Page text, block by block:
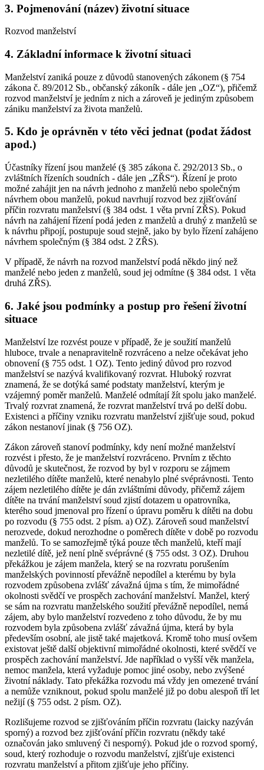
3. Pojmenování (název) životní situace
Rozvod manželství
4. Základní informace k životní situaci
Manželství zaniká pouze z důvodů stanovených zákonem (§ 754
zákona č. 89/2012 Sb., občanský zákoník - dále jen „OZ“), přičemž
rozvod manželství je jedním z nich a zároveň je jediným způsobem
zániku manželství za života manželů.
5. Kdo je oprávněn v této věci jednat (podat žádost
apod.)
Účastníky řízení jsou manželé (§ 385 zákona č. 292/2013 Sb., o
zvláštních řízeních soudních - dále jen „ZŘS“). Řízení je proto
možné zahájit jen na návrh jednoho z manželů nebo společným
návrhem obou manželů, pokud navrhují rozvod bez zjišťování
příčin rozvratu manželství (§ 384 odst. 1 věta první ZŘS). Pokud
návrh na zahájení řízení podá jeden z manželů a druhý z manželů se
k návrhu připojí, postupuje soud stejně, jako by bylo řízení zahájeno
návrhem společným (§ 384 odst. 2 ZŘS).
V případě, že návrh na rozvod manželství podá někdo jiný než
manželé nebo jeden z manželů, soud jej odmítne (§ 384 odst. 1 věta
druhá ZŘS).
6. Jaké jsou podmínky a postup pro řešení životní
situace
Manželství lze rozvést pouze v případě, že je soužití manželů
hluboce, trvale a nenapravitelně rozvráceno a nelze očekávat jeho
obnovení (§ 755 odst. 1 OZ). Tento jediný důvod pro rozvod
manželství se nazývá kvalifikovaný rozvrat. Hluboký rozvrat
znamená, že se dotýká samé podstaty manželství, kterým je
vzájemný poměr manželů. Manželé odmítají žít spolu jako manželé.
Trvalý rozvrat znamená, že rozvrat manželství trvá po delší dobu.
Existenci a příčiny vzniku rozvratu manželství zjišťuje soud, pokud
zákon nestanoví jinak (§ 756 OZ).
Zákon zároveň stanoví podmínky, kdy není možné manželství
rozvést i přesto, že je manželství rozvráceno. Prvním z těchto
důvodů je skutečnost, že rozvod by byl v rozporu se zájmem
nezletilého dítěte manželů, které nenabylo plné svéprávnosti. Tento
zájem nezletilého dítěte je dán zvláštními důvody, přičemž zájem
dítěte na trvání manželství soud zjistí dotazem u opatrovníka,
kterého soud jmenoval pro řízení o úpravu poměru k dítěti na dobu
po rozvodu (§ 755 odst. 2 písm. a) OZ). Zároveň soud manželství
nerozvede, dokud nerozhodne o poměrech dítěte v době po rozvodu
manželů. To se samozřejmě týká pouze těch manželů, kteří mají
nezletilé dítě, jež není plně svéprávné (§ 755 odst. 3 OZ). Druhou
překážkou je zájem manžela, který se na rozvratu porušením
manželských povinností převážně nepodílel a kterému by byla
rozvodem způsobena zvlášť závažná újma s tím, že mimořádné
okolnosti svědčí ve prospěch zachování manželství. Manžel, který
se sám na rozvratu manželského soužití převážně nepodílel, nemá
zájem, aby bylo manželství rozvedeno z toho důvodu, že by mu
rozvodem byla způsobena zvlášť závažná újma, která by byla
především osobní, ale jistě také majetková. Kromě toho musí ovšem
existovat ještě další objektivní mimořádné okolnosti, které svědčí ve
prospěch zachování manželství. Jde například o vyšší věk manžela,
nemoc manžela, která vyžaduje pomoc jiné osoby, nebo zvýšené
životní náklady. Tato překážka rozvodu má vždy jen omezené trvání
a nemůže vzniknout, pokud spolu manželé již po dobu alespoň tří let
nežijí (§ 755 odst. 2 písm. OZ).
Rozlišujeme rozvod se zjišťováním příčin rozvratu (laicky nazýván
sporný) a rozvod bez zjišťování příčin rozvratu (někdy také
označován jako smluvený či nesporný). Pokud jde o rozvod sporný,
soud, který rozhoduje o rozvodu manželství, zjišťuje existenci
rozvratu manželství a přitom zjišťuje jeho příčiny.